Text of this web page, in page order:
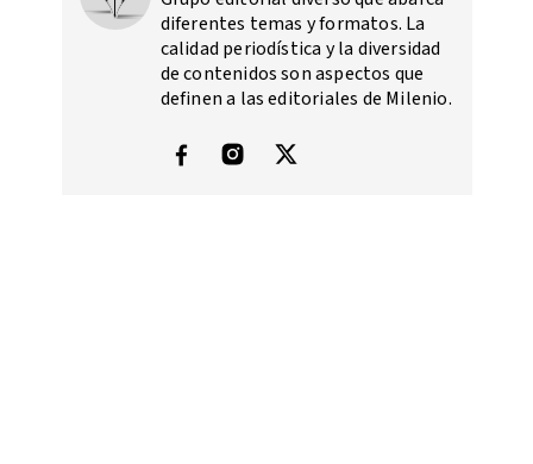
diferentes temas y formatos. La
calidad periodística y la diversidad
de contenidos son aspectos que
definen a las editoriales de Milenio.